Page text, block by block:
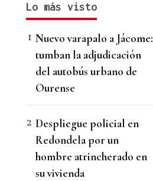
Lo más visto
Nuevo varapalo a Jácome:
tumban la adjudicación
del autobús urbano de
Ourense
Despliegue policial en
Redondela por un
hombre atrincherado en
su vivienda